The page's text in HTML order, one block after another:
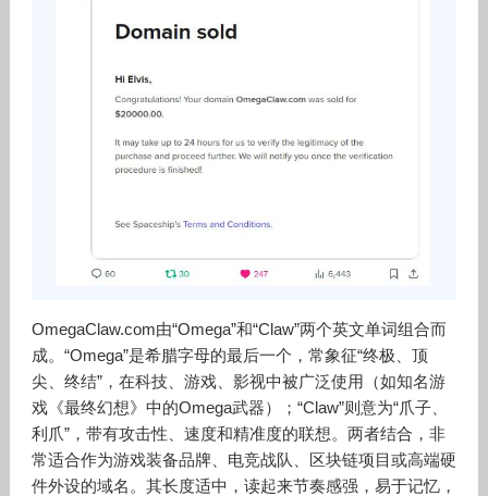
OmegaClaw.com由“Omega”和“Claw”两个英文单词组合而
成。“Omega”是希腊字母的最后一个，常象征“终极、顶
尖、终结”，在科技、游戏、影视中被广泛使用（如知名游
戏《最终幻想》中的Omega武器）；“Claw”则意为“爪子、
利爪”，带有攻击性、速度和精准度的联想。两者结合，非
常适合作为游戏装备品牌、电竞战队、区块链项目或高端硬
件外设的域名。其长度适中，读起来节奏感强，易于记忆，